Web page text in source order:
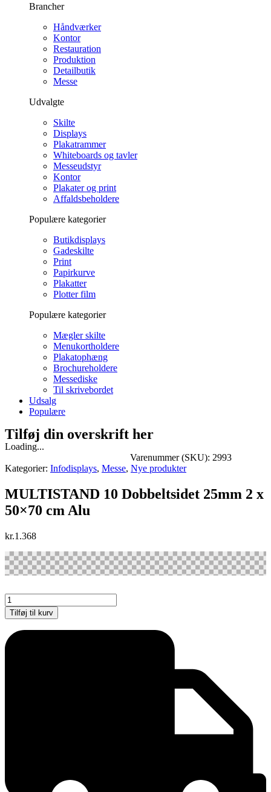
Brancher
Håndværker
Kontor
Restauration
Produktion
Detailbutik
Messe
Udvalgte
Skilte
Displays
Plakatrammer
Whiteboards og tavler
Messeudstyr
Kontor
Plakater og print
Affaldsbeholdere
Populære kategorier
Butikdisplays
Gadeskilte
Print
Papirkurve
Plakatter
Plotter film
Populære kategorier
Mægler skilte
Menukortholdere
Plakatophæng
Brochureholdere
Messediske
Til skrivebordet
Udsalg
Populære
Tilføj din overskrift her
Loading...
Varenummer (SKU): 2993
Kategorier: Infodisplays, Messe, Nye produkter
MULTISTAND 10 Dobbeltsidet 25mm 2 x
50×70 cm Alu
kr.1.368
MULTISTAND
10
Dobbeltsidet
25mm
2
Tilføj til kurv